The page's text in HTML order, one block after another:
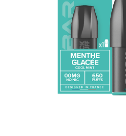
DOMANDE FREQUENTI
DIVENTA UN GROSSISTA X-BAR
IL MIO ACCOUNT